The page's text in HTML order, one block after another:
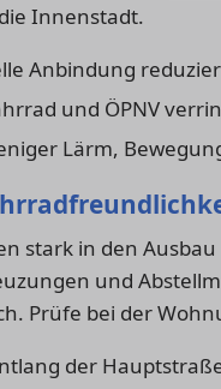
Innenstadt.
Anbindung
und ÖPNV
Lärm,
stark in den
und
Prüfe bei der
der